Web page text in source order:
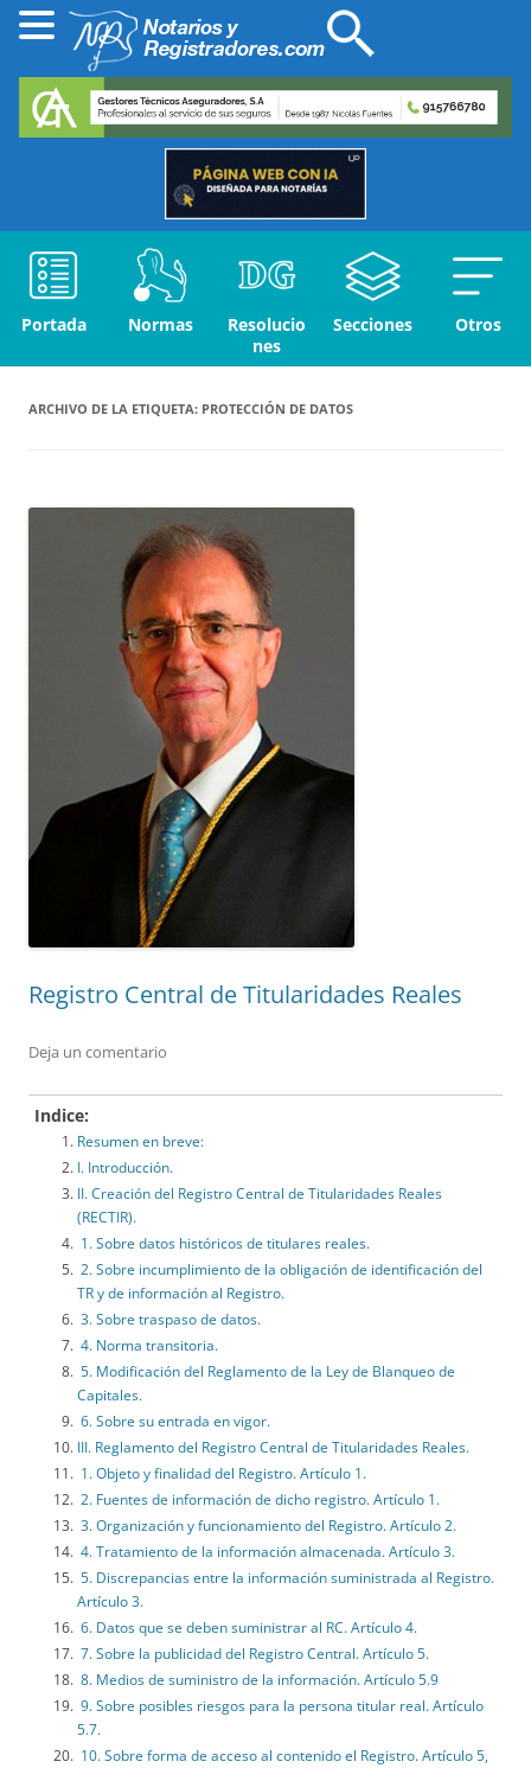
Portada Normas
Resolucio
nes
Secciones Otros
ARCHIVO DE LA ETIQUETA: PROTECCIÓN DE DATOS
Registro Central de Titularidades Reales
Deja un comentario
Indice:
Resumen en breve:
I. Introducción.
II. Creación del Registro Central de Titularidades Reales
(RECTIR).
1. Sobre datos históricos de titulares reales.
2. Sobre incumplimiento de la obligación de identificación del
TR y de información al Registro.
3. Sobre traspaso de datos.
4. Norma transitoria.
5. Modificación del Reglamento de la Ley de Blanqueo de
Capitales.
6. Sobre su entrada en vigor.
III. Reglamento del Registro Central de Titularidades Reales.
1. Objeto y finalidad del Registro. Artículo 1.
2. Fuentes de información de dicho registro. Artículo 1.
3. Organización y funcionamiento del Registro. Artículo 2.
4. Tratamiento de la información almacenada. Artículo 3.
5. Discrepancias entre la información suministrada al Registro.
Artículo 3.
6. Datos que se deben suministrar al RC. Artículo 4.
7. Sobre la publicidad del Registro Central. Artículo 5.
8. Medios de suministro de la información. Artículo 5.9
9. Sobre posibles riesgos para la persona titular real. Artículo
5.7.
10. Sobre forma de acceso al contenido el Registro. Artículo 5,